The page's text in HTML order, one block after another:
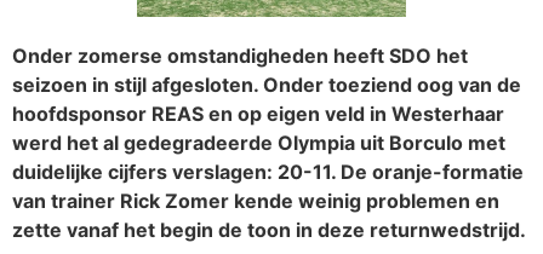
Onder zomerse omstandigheden heeft SDO het
seizoen in stijl afgesloten. Onder toeziend oog van de
hoofdsponsor REAS en op eigen veld in Westerhaar
werd het al gedegradeerde Olympia uit Borculo met
duidelijke cijfers verslagen: 20-11. De oranje-formatie
van trainer Rick Zomer kende weinig problemen en
zette vanaf het begin de toon in deze returnwedstrijd.